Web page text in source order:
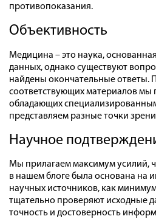
противопоказания.
Объективность
Медицина – это наука,
данных, однако существуют
найдены окончательные ответы.
соответствующих материалов мы
обладающих
представляем разные точки
Научное
Мы прилагаем максимум усилий,
в нашем блоге была основана на
научных источников, как
тщательно проверяют исходные
точность и достоверность